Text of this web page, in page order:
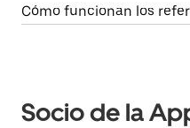
Cómo funcionan los
Socio de la